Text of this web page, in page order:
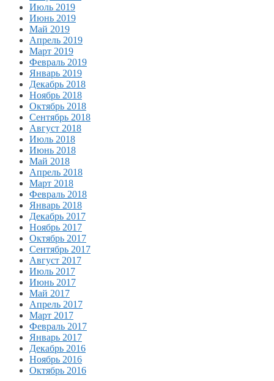
Июль 2019
Июнь 2019
Май 2019
Апрель 2019
Март 2019
Февраль 2019
Январь 2019
Декабрь 2018
Ноябрь 2018
Октябрь 2018
Сентябрь 2018
Август 2018
Июль 2018
Июнь 2018
Май 2018
Апрель 2018
Март 2018
Февраль 2018
Январь 2018
Декабрь 2017
Ноябрь 2017
Октябрь 2017
Сентябрь 2017
Август 2017
Июль 2017
Июнь 2017
Май 2017
Апрель 2017
Март 2017
Февраль 2017
Январь 2017
Декабрь 2016
Ноябрь 2016
Октябрь 2016